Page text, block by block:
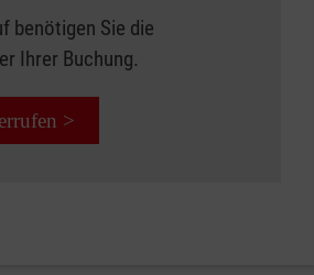
benötigen Sie die
Ihrer Buchung.
>